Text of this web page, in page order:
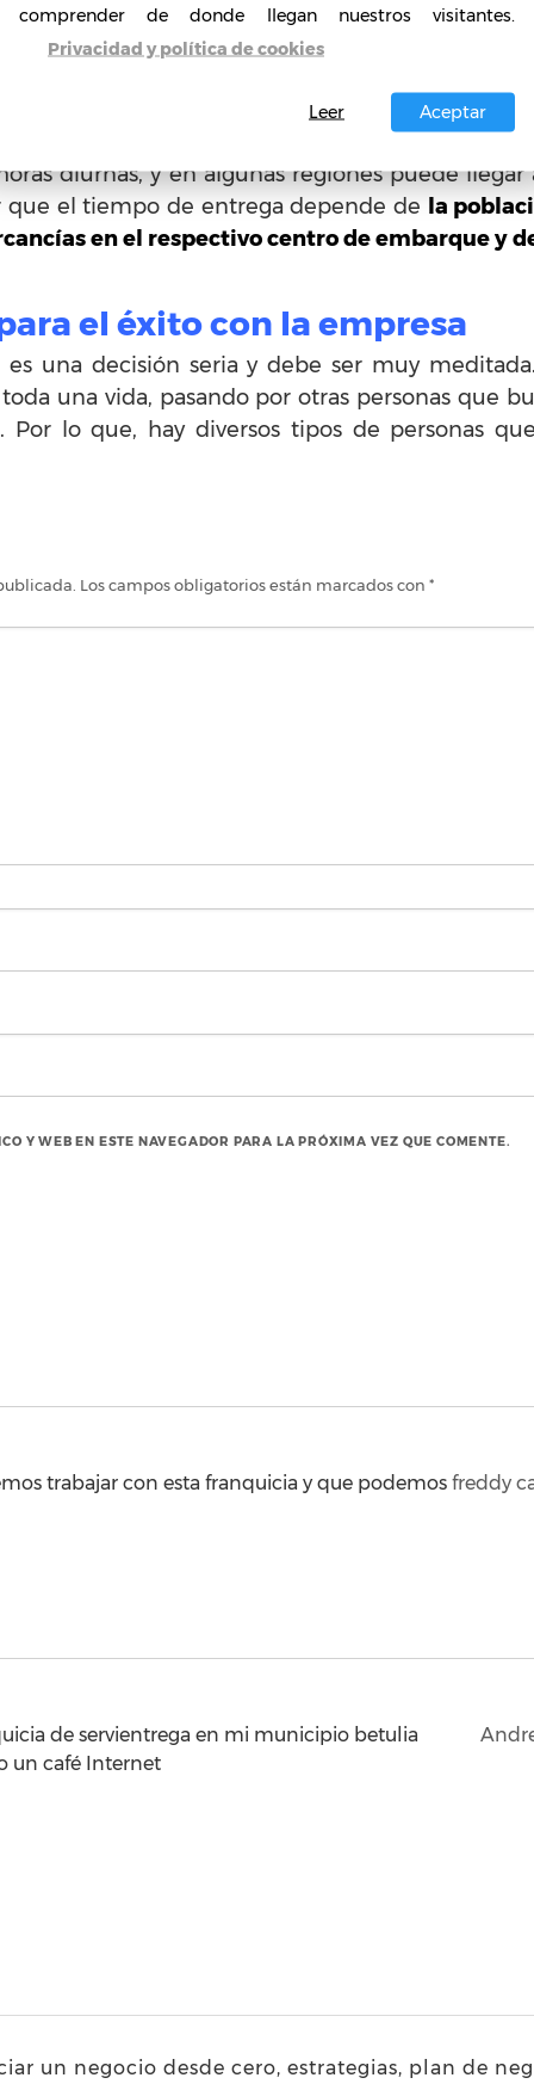
ocurrir al iniciar la
políticas que es necesario que el
diurnas, y en algunas regiones puede llegar
que el tiempo de entrega depende de la
en el respectivo centro de embarque y
el éxito con la empresa
una decisión seria y debe ser muy
una vida, pasando por otras personas que
lo que, hay diversos tipos de personas
Los campos obligatorios están marcados con *
Y WEB EN ESTE NAVEGADOR PARA LA PRÓXIMA VEZ QUE COMENTE.
freddy
trabajar con esta franquicia y que podemos
de servientrega en mi municipio betulia
un café Internet
un negocio desde cero, estrategias, plan de
comprender de donde llegan nuestros visitantes.
Privacidad y política de cookies
Aceptar
Leer